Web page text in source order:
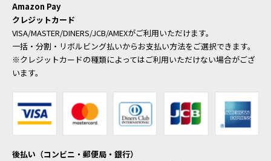
Amazon Pay
クレジットカード
VISA/MASTER/DINERS/JCB/AMEXがご利用いただけます。
一括・分割・リボルビング払いからお支払い方法をご選択できます。
※クレジットカードの種類によってはご利用いただけない場合がござ
います。
後払い（コンビニ・郵便局・銀行）